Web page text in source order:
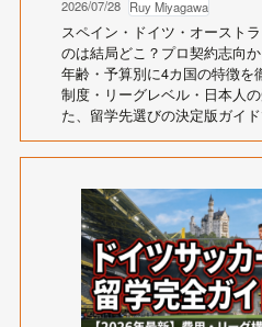
2026/07/28 Ruy Miyagawa
スペイン・ドイツ・オースト
のは結局どこ？プロ契約志向
年齢・予算別に4カ国の特徴を
制度・リーグレベル・日本人
た、留学先選びの決定版ガイド